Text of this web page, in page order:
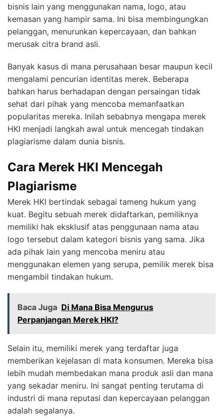
bisnis lain yang menggunakan nama, logo, atau
kemasan yang hampir sama. Ini bisa membingungkan
pelanggan, menurunkan kepercayaan, dan bahkan
merusak citra brand asli.
Banyak kasus di mana perusahaan besar maupun kecil
mengalami pencurian identitas merek. Beberapa
bahkan harus berhadapan dengan persaingan tidak
sehat dari pihak yang mencoba memanfaatkan
popularitas mereka. Inilah sebabnya mengapa merek
HKI menjadi langkah awal untuk mencegah tindakan
plagiarisme dalam dunia bisnis.
Cara Merek HKI Mencegah
Plagiarisme
Merek HKI bertindak sebagai tameng hukum yang
kuat. Begitu sebuah merek didaftarkan, pemiliknya
memiliki hak eksklusif atas penggunaan nama atau
logo tersebut dalam kategori bisnis yang sama. Jika
ada pihak lain yang mencoba meniru atau
menggunakan elemen yang serupa, pemilik merek bisa
mengambil tindakan hukum.
Baca Juga Di Mana Bisa Mengurus
Perpanjangan Merek HKI?
Selain itu, memiliki merek yang terdaftar juga
memberikan kejelasan di mata konsumen. Mereka bisa
lebih mudah membedakan mana produk asli dan mana
yang sekadar meniru. Ini sangat penting terutama di
industri di mana reputasi dan kepercayaan pelanggan
adalah segalanya.